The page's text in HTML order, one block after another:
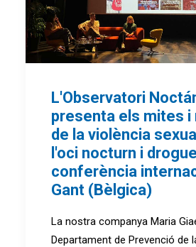
L'Observatori
presenta els mites i
de la violència
l'oci nocturn i
conferència
Gant (Bèlgica)
La nostra companya Maria
Departament de Prevenció de